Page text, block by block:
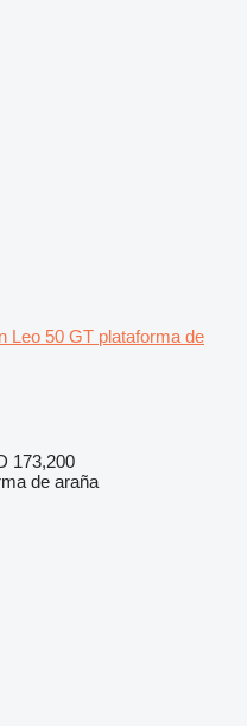
Leo 50 GT plataforma de
173,200
de araña